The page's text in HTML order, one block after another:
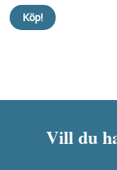
Köp!
Vill du